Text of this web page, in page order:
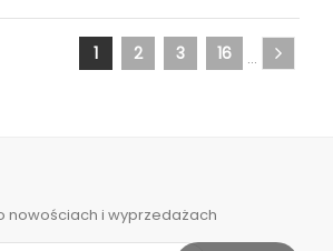
1 2 3 …
16
nowościach i wyprzedażach